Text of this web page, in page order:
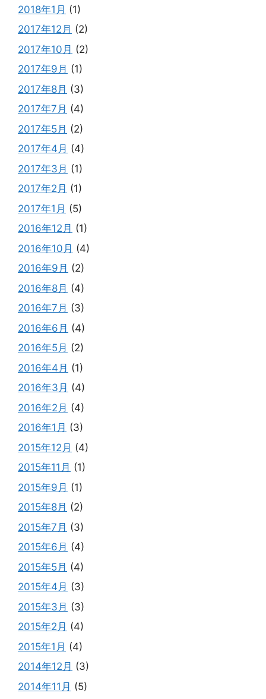
2018年1月 (1)
2017年12月 (2)
2017年10月 (2)
2017年9月 (1)
2017年8月 (3)
2017年7月 (4)
2017年5月 (2)
2017年4月 (4)
2017年3月 (1)
2017年2月 (1)
2017年1月 (5)
2016年12月 (1)
2016年10月 (4)
2016年9月 (2)
2016年8月 (4)
2016年7月 (3)
2016年6月 (4)
2016年5月 (2)
2016年4月 (1)
2016年3月 (4)
2016年2月 (4)
2016年1月 (3)
2015年12月 (4)
2015年11月 (1)
2015年9月 (1)
2015年8月 (2)
2015年7月 (3)
2015年6月 (4)
2015年5月 (4)
2015年4月 (3)
2015年3月 (3)
2015年2月 (4)
2015年1月 (4)
2014年12月 (3)
2014年11月 (5)